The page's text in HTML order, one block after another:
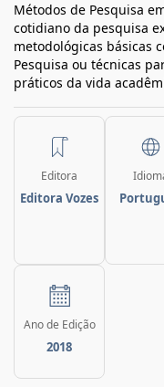
Métodos de Pesquisa
cotidiano da pesquisa
metodológicas básicas
Pesquisa ou técnicas
práticos da vida
Editora
Editora Vozes
Ano de Edição
2018